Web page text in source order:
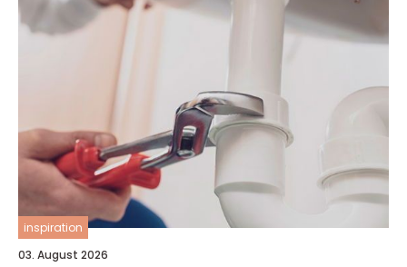
inspiration
03. August 2026